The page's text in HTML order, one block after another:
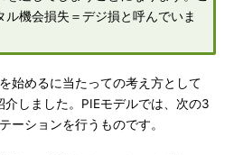
機会損失＝デジ損と呼んでいま
始めるに当たっての考え方として
介しました。PIEモデルでは、次の3
ーションを行うものです。